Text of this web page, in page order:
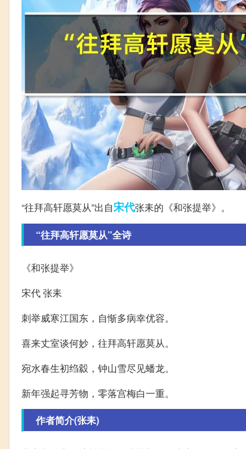
“往拜高轩愿莫从”出自宋代张耒的《和张提举》。
“往拜高轩愿莫从”全诗
《和张提举》
宋代 张耒
刺举威寒江国东，自惭多病幸优容。
喜来丈室谈何妙，往拜高轩愿莫从。
宛水春生初绉縠，钟山雪尽见蟠龙。
新年强起寻芳物，零落宫梅白一重。
作者简介(张耒)